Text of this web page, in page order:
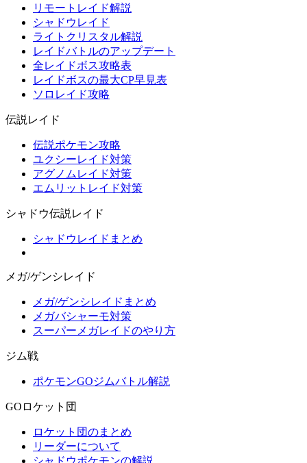
リモートレイド解説
シャドウレイド
ライトクリスタル解説
レイドバトルのアップデート
全レイドボス攻略表
レイドボスの最大CP早見表
ソロレイド攻略
伝説レイド
伝説ポケモン攻略
ユクシーレイド対策
アグノムレイド対策
エムリットレイド対策
シャドウ伝説レイド
シャドウレイドまとめ
メガ/ゲンシレイド
メガ/ゲンシレイドまとめ
メガバシャーモ対策
スーパーメガレイドのやり方
ジム戦
ポケモンGOジムバトル解説
GOロケット団
ロケット団のまとめ
リーダーについて
シャドウポケモンの解説